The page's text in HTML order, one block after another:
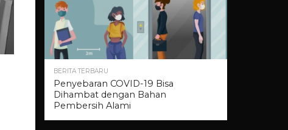
BERITA TERBARU
Penyebaran COVID-19 Bisa
Dihambat dengan Bahan
Pembersih Alami